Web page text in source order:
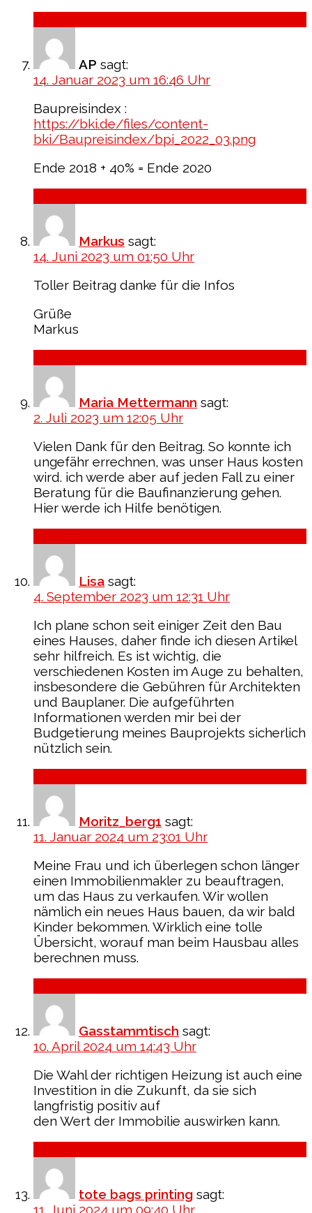
AP sagt:
14. Januar 2023 um 16:46 Uhr
Baupreisindex :
https://bki.de/files/content-
bki/Baupreisindex/bpi_2022_03.png
Ende 2018 + 40% = Ende 2020
Markus sagt:
14. Juni 2023 um 01:50 Uhr
Toller Beitrag danke für die Infos
Grüße
Markus
Maria Mettermann sagt:
2. Juli 2023 um 12:05 Uhr
Vielen Dank für den Beitrag. So konnte ich
ungefähr errechnen, was unser Haus kosten
wird. ich werde aber auf jeden Fall zu einer
Beratung für die Baufinanzierung gehen.
Hier werde ich Hilfe benötigen.
Lisa sagt:
4. September 2023 um 12:31 Uhr
Ich plane schon seit einiger Zeit den Bau
eines Hauses, daher finde ich diesen Artikel
sehr hilfreich. Es ist wichtig, die
verschiedenen Kosten im Auge zu behalten,
insbesondere die Gebühren für Architekten
und Bauplaner. Die aufgeführten
Informationen werden mir bei der
Budgetierung meines Bauprojekts sicherlich
nützlich sein.
Moritz_berg1 sagt:
11. Januar 2024 um 23:01 Uhr
Meine Frau und ich überlegen schon länger
einen Immobilienmakler zu beauftragen,
um das Haus zu verkaufen. Wir wollen
nämlich ein neues Haus bauen, da wir bald
Kinder bekommen. Wirklich eine tolle
Übersicht, worauf man beim Hausbau alles
berechnen muss.
Gasstammtisch sagt:
10. April 2024 um 14:43 Uhr
Die Wahl der richtigen Heizung ist auch eine
Investition in die Zukunft, da sie sich
langfristig positiv auf
den Wert der Immobilie auswirken kann.
tote bags printing sagt:
11. Juni 2024 um 09:40 Uhr